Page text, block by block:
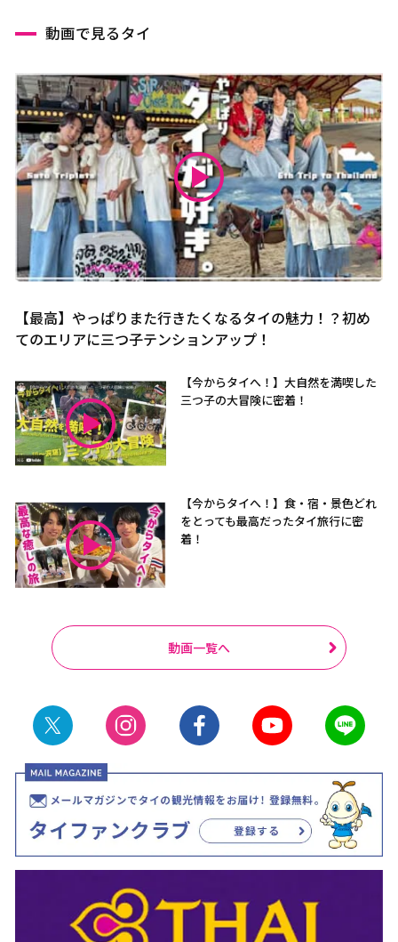
動画で見るタイ
【最高】やっぱりまた行きたくなるタイの魅力！？初め
てのエリアに三つ子テンションアップ！
【今からタイへ！】大自然を満喫した
三つ子の大冒険に密着！
【今からタイへ！】食・宿・景色どれ
をとっても最高だったタイ旅行に密
着！
動画一覧へ